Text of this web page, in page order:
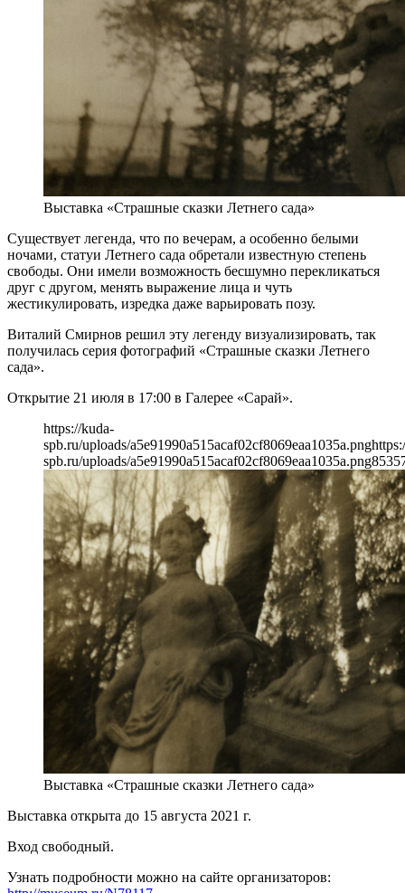
Выставка «Страшные сказки Летнего сада»
Существует легенда, что по вечерам, а особенно белыми
ночами, статуи Летнего сада обретали известную степень
свободы. Они имели возможность бесшумно перекликаться
друг с другом, менять выражение лица и чуть
жестикулировать, изредка даже варьировать позу.
Виталий Смирнов решил эту легенду визуализировать, так
получилась серия фотографий «Страшные сказки Летнего
сада».
Открытие 21 июля в 17:00 в Галерее «Сарай».
https://kuda-
spb.ru/uploads/a5e91990a515acaf02cf8069eaa1035a.png
spb.ru/uploads/a5e91990a515acaf02cf8069eaa1035a.png853
Выставка «Страшные сказки Летнего сада»
Выставка открыта до 15 августа 2021 г.
Вход свободный.
Узнать подробности можно на сайте организаторов: